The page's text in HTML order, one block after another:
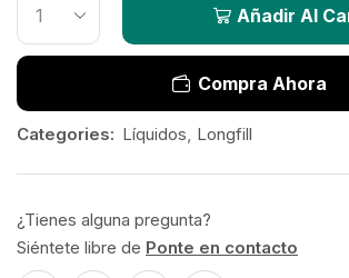
Añadir Al
Compra Ahora
Categories: Líquidos, Longfill
¿Tienes alguna pregunta?
Siéntete libre de Ponte en contacto